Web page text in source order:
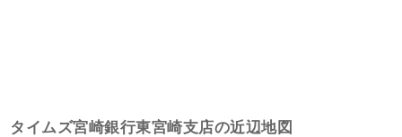
タイムズ宮崎銀行東宮崎支店の近辺地図